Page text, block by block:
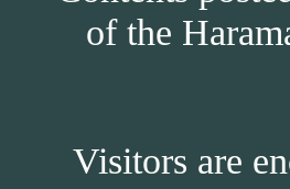
of the
Visitors are